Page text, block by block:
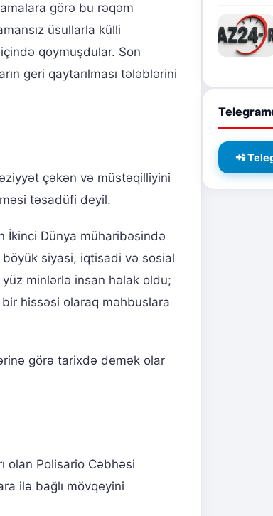
görə bu rəqəm
üsullarla külli
qoymuşdular. Son
geri qaytarılması tələblərini
çəkən və müstəqilliyini
təsadüfi deyil.
İkinci Dünya müharibəsində
böyük siyasi, iqtisadi və sosial
yüz minlərlə insan həlak oldu;
hissəsi olaraq məhbuslara
görə tarixdə demək olar
olan Polisario Cəbhəsi
ilə bağlı mövqeyini
📲